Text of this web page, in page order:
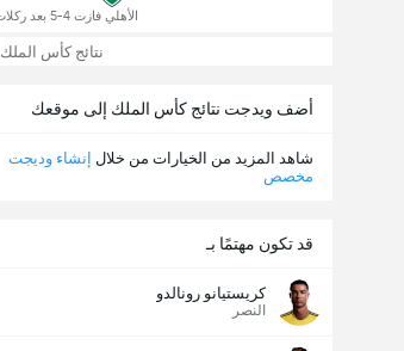
الأهلي فازت 4-5 بعد ركلات الترجيح
نتائج كأس الملك
أضف ويدجت نتائج كأس الملك إلى موقعك
شاهد المزيد من الخيارات من خلال إنشاء وديجت
مخصص
قد تكون مهتمًا بـ
كريستيانو رونالدو
النصر